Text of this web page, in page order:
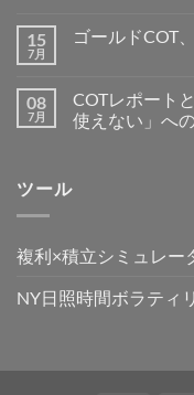
15
7月
ゴールドCOT
08
7月
COTレポート
使えない」へ
ツール
複利×積立シミュレー
NY日照時間ボラティ